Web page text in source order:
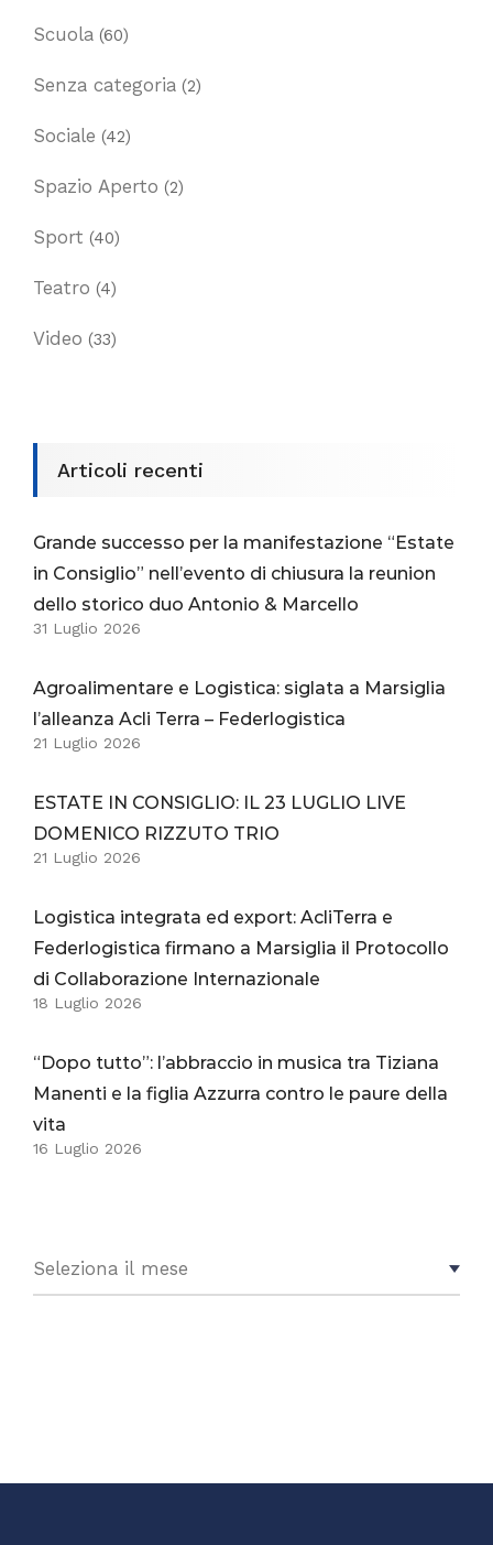
Scuola (60)
Senza categoria (2)
Sociale (42)
Spazio Aperto (2)
Sport (40)
Teatro (4)
Video (33)
Articoli recenti
Grande successo per la manifestazione “Estate
in Consiglio” nell’evento di chiusura la reunion
dello storico duo Antonio & Marcello
31 Luglio 2026
Agroalimentare e Logistica: siglata a Marsiglia
l’alleanza Acli Terra – Federlogistica
21 Luglio 2026
ESTATE IN CONSIGLIO: IL 23 LUGLIO LIVE
DOMENICO RIZZUTO TRIO
21 Luglio 2026
Logistica integrata ed export: AcliTerra e
Federlogistica firmano a Marsiglia il Protocollo
di Collaborazione Internazionale
18 Luglio 2026
“Dopo tutto”: l’abbraccio in musica tra Tiziana
Manenti e la figlia Azzurra contro le paure della
vita
16 Luglio 2026